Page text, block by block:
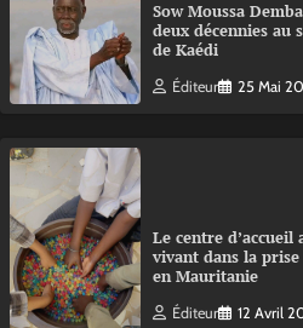
Sow Moussa
deux décennies au
de Kaédi
Éditeur 25 Mai
Le centre d’accueil
vivant dans la
en Mauritanie
Éditeur 12 Avril